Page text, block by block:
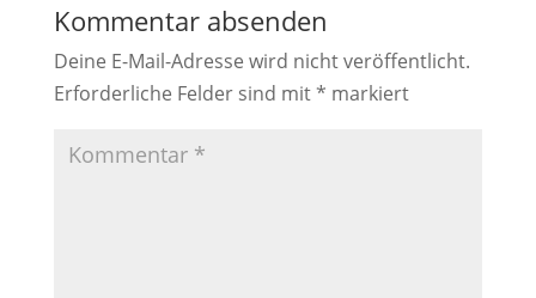
Kommentar absenden
Deine E-Mail-Adresse wird nicht veröffentlicht.
Erforderliche Felder sind mit* markiert